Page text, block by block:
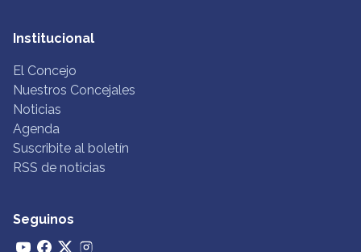
Institucional
El Concejo
Nuestros Concejales
Noticias
Agenda
Suscribite al boletín
RSS de noticias
Seguinos